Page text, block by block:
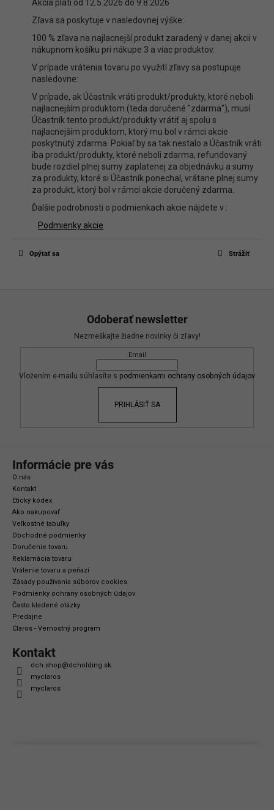
Akcia platí od 12.5.2026 do 9.8.2026
Zľava sa poskytuje v nasledovnej výške:
100 % zľava na najlacnejší produkt zaradený v danej akcii v
nákupnom košíku pri nákupe 3 a viac produktov.
V prípade vrátenia tovaru po využití zľavy sa postupuje
nasledovne:
V prípade, ak Účastník vráti produkt/produkty, ktoré neboli
najlacnejším produktom (teda doručené "zdarma"), musí
Účastník tento produkt/produkty vrátiť aj spolu s
najlacnejším produktom, ktorý mu bol v rámci akcie
poskytnutý zdarma. Pokiaľ by sa tak nestalo a Účastník vráti
iba produkt/produkty, ktoré neboli zdarma, refundovaný
bude rozdiel plnej sumy zaplatenej za objednávku a sumy
za produkty, ktoré si Účastník ponechal, vrátane plnej sumy
za produkt, ktorý bol v rámci akcie doručený zdarma.
Ďalšie podrobnosti o podmienkach akcie nájdete v :
Podmienky akcie
Opýtať sa Strážiť
Len registrovaní používatelia môžu pridávať príspevky. Prosím
alebo sazaregistrujte.
Odoberať newsletter
Nezmeškajte žiadne novinky či zľavy!
Email
Vložením e-mailu súhlasíte s podmienkami ochrany osobných údajov
PRIHLÁSIŤ SA
Informácie pre vás
O nás
Kontakt
Etický kódex
Ako nakupovať
Veľkostné tabuľky
Obchodné podmienky
Doručenie tovaru
Reklamácia tovaru
Vrátenie tovaru a peňazí
Zásady používania súborov cookies
Podmienky ochrany osobných údajov
Často kladené otázky
Predajne
Claros - Vernostný program
Kontakt
dch.shop@dcholding.sk
myclaros
myclaros